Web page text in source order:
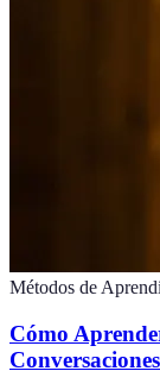
Métodos de
Cómo